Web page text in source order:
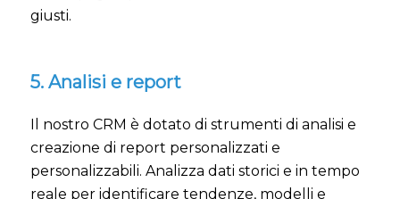
giusti.
5. Analisi e report
Il nostro CRM è dotato di strumenti di analisi e
creazione di report personalizzati e
personalizzabili. Analizza dati storici e in tempo
reale per identificare tendenze, modelli e